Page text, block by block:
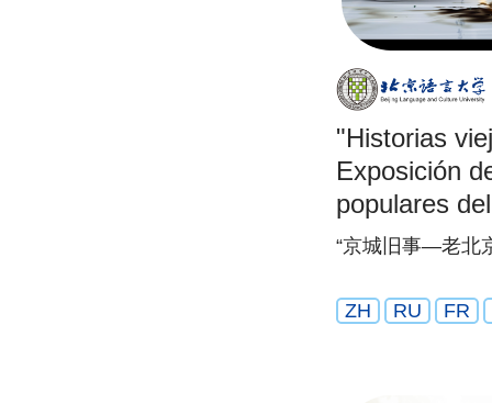
"Historias
Exposición
populares
hermoso
“京城旧事—老北
ZH RU FR